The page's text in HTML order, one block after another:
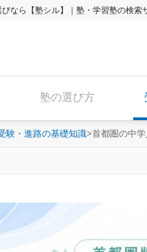
なら【塾シル】｜塾・学習塾の検索
塾の選び方
験・進路の基礎知識 首都圏の中